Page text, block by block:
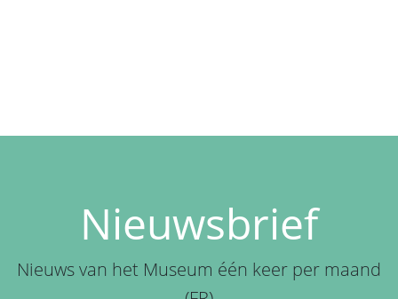
Nieuwsbrief
Nieuws van het Museum één keer per maand